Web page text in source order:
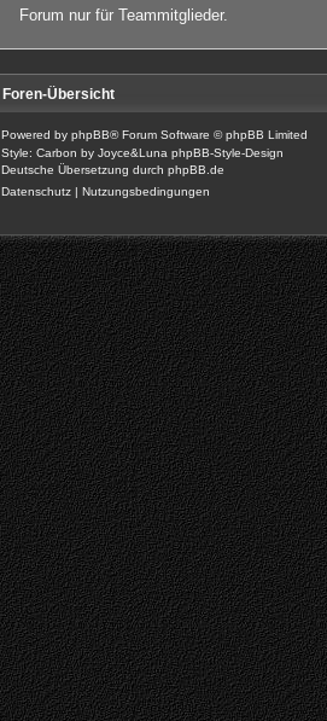
Forum nur für Teammitglieder.
Foren-Übersicht
Powered by phpBB® Forum Software © phpBB Limited
Style: Carbon by Joyce&Luna phpBB-Style-Design
Deutsche Übersetzung durch phpBB.de
Datenschutz | Nutzungsbedingungen